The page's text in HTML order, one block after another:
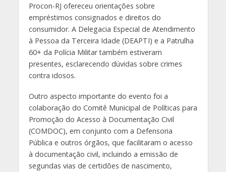
Procon-RJ ofereceu orientações sobre
empréstimos consignados e direitos do
consumidor. A Delegacia Especial de Atendimento
à Pessoa da Terceira Idade (DEAPTI) e a Patrulha
60+ da Polícia Militar também estiveram
presentes, esclarecendo dúvidas sobre crimes
contra idosos.
Outro aspecto importante do evento foi a
colaboração do Comitê Municipal de Políticas para
Promoção do Acesso à Documentação Civil
(COMDOC), em conjunto com a Defensoria
Pública e outros órgãos, que facilitaram o acesso
à documentação civil, incluindo a emissão de
segundas vias de certidões de nascimento,